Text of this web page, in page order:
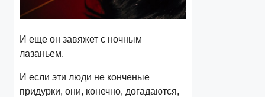
И еще он завяжет с ночным
лазаньем.
И если эти люди не конченые
придурки, они, конечно, догадаются,